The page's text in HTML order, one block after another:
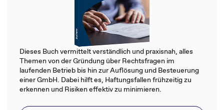
Dieses Buch vermittelt verständlich und praxisnah, alles
Themen von der Gründung über Rechtsfragen im
laufenden Betrieb bis hin zur Auflösung und Besteuerung
einer GmbH. Dabei hilft es, Haftungsfallen frühzeitig zu
erkennen und Risiken effektiv zu minimieren.